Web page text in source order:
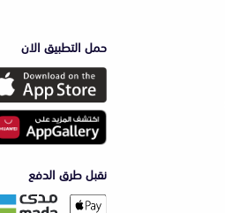
حمل التطبيق الان
نقبل طرق الدفع